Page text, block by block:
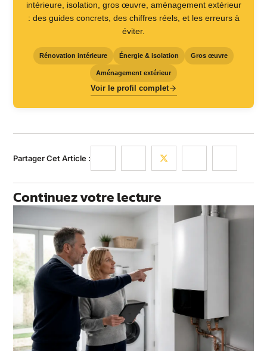
intérieure, isolation, gros œuvre, aménagement extérieur
: des guides concrets, des chiffres réels, et les erreurs à
éviter.
Rénovation intérieure Énergie & isolation Gros œuvre
Aménagement extérieur
Voir le profil complet
Partager Cet Article :
Continuez votre lecture